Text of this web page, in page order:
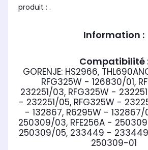
produit : .
Information :
Compatibilité
GORENJE: HS2966,
RFG325W - 126830/01,
232251/03, RFG325W -
- 232251/05, RFG325W -
- 132867, R6295W - 132867/
250309/03, RFE256A -
250309/05, 233449 -
250309-01